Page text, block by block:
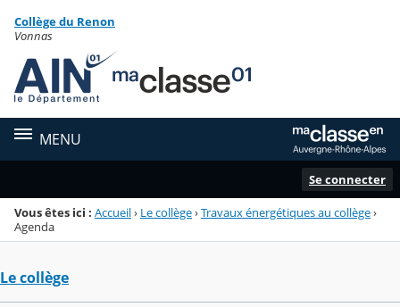
Menu de la rubrique
Contenu
Collège du Renon
Vonnas
MENU
Se connecter
Vous êtes ici : Accueil› Le collège›Travaux énergétiques au collège›
Agenda
Le collège